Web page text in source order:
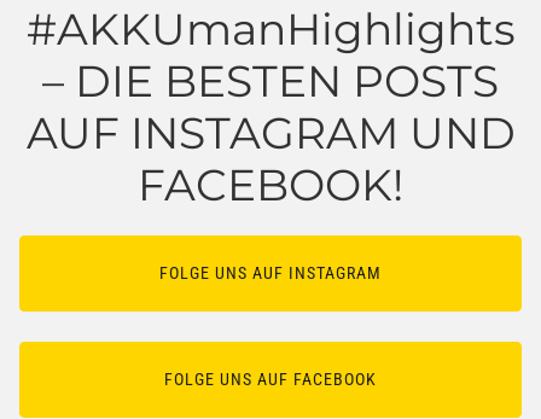
#AKKUmanHighlights
– DIE BESTEN POSTS
AUF INSTAGRAM UND
FACEBOOK!
FOLGE UNS AUF INSTAGRAM
FOLGE UNS AUF FACEBOOK